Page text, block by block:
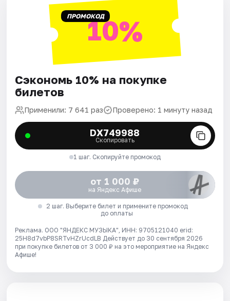
ПРОМОКОД10%
Сэкономь 10% на покупке
билетов
Применили: 7 641 раз Проверено: 1 минуту назад
DX749988
Скопировать
1 шаг. Скопируйте промокод
от 1 000 ₽
на Яндекс Афише
2 шаг. Выберите билет и примените промокод
до оплаты
Реклама. ООО "ЯНДЕКС МУЗЫКА", ИНН: 9705121040 erid:
25H8d7vbP8SRTvHZrUcdLB Действует до 30 сентября 2026
при покупке билетов от 3 000 ₽ на это мероприятие на Яндекс
Афише!